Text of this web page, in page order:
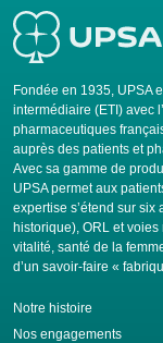
Fondée en 1935, UPSA
intermédiaire (ETI) avec
pharmaceutiques
auprès des patients et
Avec sa gamme de
UPSA permet aux
expertise s’étend sur
historique), ORL et
vitalité, santé de la
d’un savoir-faire «
Notre histoire
Nos engagements